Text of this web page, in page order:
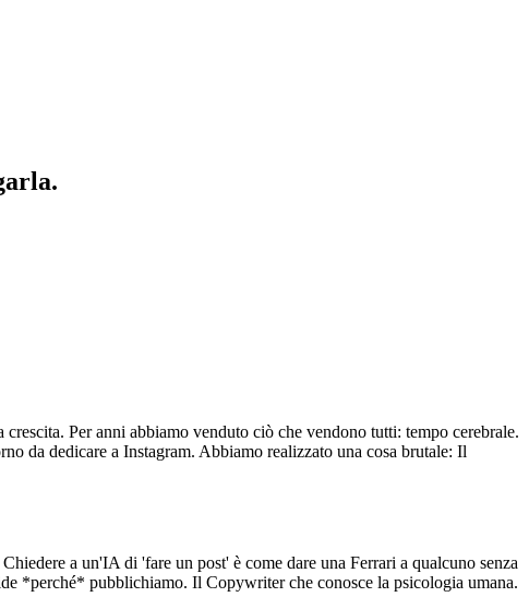
Per anni abbiamo venduto ciò che vendono tutti: tempo cerebrale.
da dedicare a Instagram. Abbiamo realizzato una cosa brutale: Il
a un'IA di 'fare un post' è come dare una Ferrari a qualcuno senza
*perché* pubblichiamo. Il Copywriter che conosce la psicologia umana.